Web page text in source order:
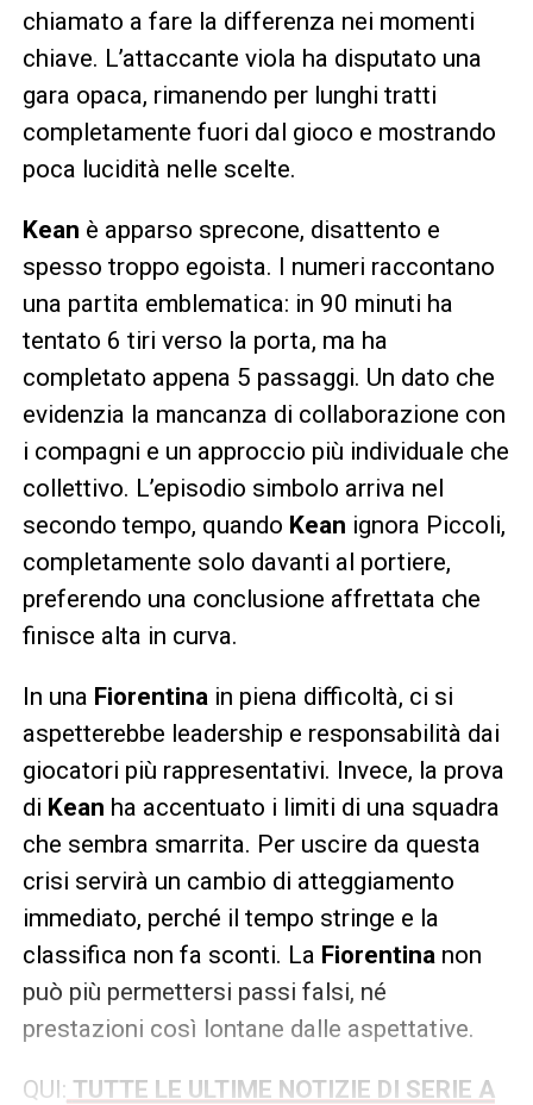
chiamato a fare la differenza nei momenti
chiave. L’attaccante viola ha disputato una
gara opaca, rimanendo per lunghi tratti
completamente fuori dal gioco e mostrando
poca lucidità nelle scelte.
Kean è apparso sprecone, disattento e
spesso troppo egoista. I numeri raccontano
una partita emblematica: in 90 minuti ha
tentato 6 tiri verso la porta, ma ha
completato appena 5 passaggi. Un dato che
evidenzia la mancanza di collaborazione con
i compagni e un approccio più individuale che
collettivo. L’episodio simbolo arriva nel
secondo tempo, quando Kean ignora Piccoli,
completamente solo davanti al portiere,
preferendo una conclusione affrettata che
finisce alta in curva.
In una Fiorentina in piena difficoltà, ci si
aspetterebbe leadership e responsabilità dai
giocatori più rappresentativi. Invece, la prova
di Kean ha accentuato i limiti di una squadra
che sembra smarrita. Per uscire da questa
crisi servirà un cambio di atteggiamento
immediato, perché il tempo stringe e la
classifica non fa sconti. La Fiorentina non
può più permettersi passi falsi, né
prestazioni così lontane dalle aspettative.
QUI: TUTTE LE ULTIME NOTIZIE DI SERIE A